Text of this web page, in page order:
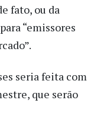
fato, ou da
“emissores
seria feita com
que serão